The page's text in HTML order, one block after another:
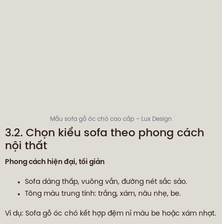
Mẫu sofa gỗ óc chó cao cấp – Lux Design
3.2. Chọn kiểu sofa theo phong cách
nội thất
Phong cách hiện đại, tối giản
Sofa dáng thấp, vuông vắn, đường nét sắc sảo.
Tông màu trung tính: trắng, xám, nâu nhẹ, be.
Ví dụ: Sofa gỗ óc chó kết hợp đệm nỉ màu be hoặc xám nhạt.